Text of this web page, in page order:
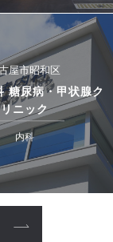
屋市昭和区
糖尿病・甲状腺ク
リニック
内科